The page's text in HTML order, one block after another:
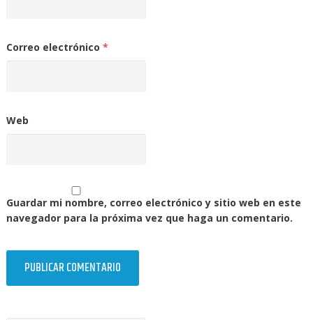
Correo electrónico *
Web
Guardar mi nombre, correo electrónico y sitio web en este
navegador para la próxima vez que haga un comentario.